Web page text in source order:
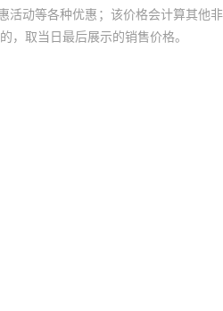
活动等各种优惠；该价格会计算其他
取当日最后展示的销售价格。